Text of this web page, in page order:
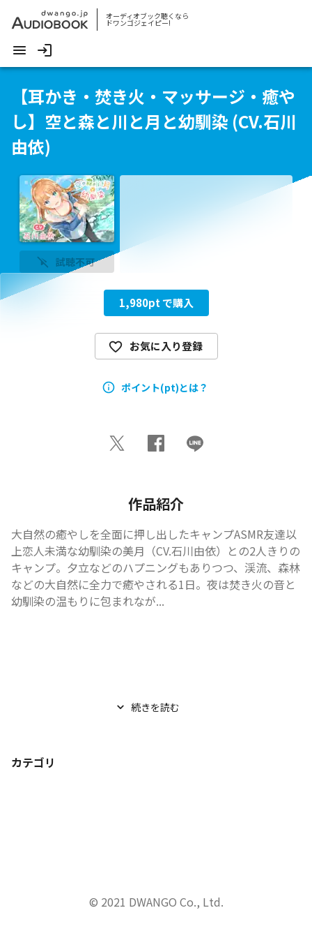
オーディオブック聴くなら
ドワンゴジェイピー!
【耳かき・焚き火・マッサージ・癒や
し】空と森と川と月と幼馴染 (CV.石川
由依)
試聴不可
1,980pt で購入
お気に入り登録
ポイント(pt)とは？
作品紹介
大自然の癒やしを全面に押し出したキャンプASMR友達以
上恋人未満な幼馴染の美月（CV.石川由依）との2人きりの
キャンプ。夕立などのハプニングもありつつ、渓流、森林
などの大自然に全力で癒やされる1日。夜は焚き火の音と
幼馴染の温もりに包まれなが...
続きを読む
カテゴリ
© 2021 DWANGO Co., Ltd.